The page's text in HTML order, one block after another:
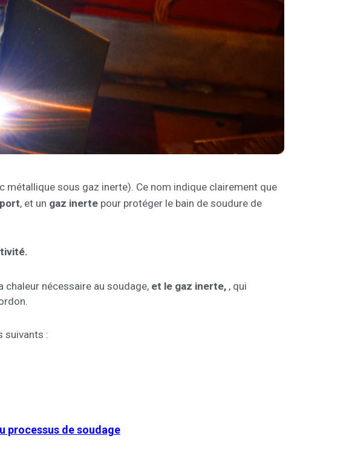
métallique sous gaz inerte). Ce nom indique clairement que
, et un gaz inerte pour protéger le bain de soudure de
nécessaire au soudage, et le gaz inerte, , qui
suivants :
processus de soudage